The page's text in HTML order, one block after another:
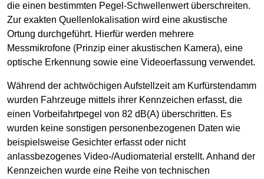
die einen bestimmten Pegel-Schwellenwert überschreiten.
Zur exakten Quellenlokalisation wird eine akustische
Ortung durchgeführt. Hierfür werden mehrere
Messmikrofone (Prinzip einer akustischen Kamera), eine
optische Erkennung sowie eine Videoerfassung verwendet.
Während der achtwöchigen Aufstellzeit am Kurfürstendamm
wurden Fahrzeuge mittels ihrer Kennzeichen erfasst, die
einen Vorbeifahrtpegel von 82 dB(A) überschritten. Es
wurden keine sonstigen personenbezogenen Daten wie
beispielsweise Gesichter erfasst oder nicht
anlassbezogenes Video-/Audiomaterial erstellt. Anhand der
Kennzeichen wurde eine Reihe von technischen